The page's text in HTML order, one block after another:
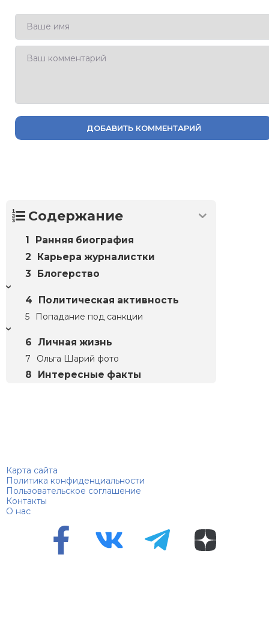
ДОБАВИТЬ КОММЕНТАРИЙ
Содержание
Ранняя биография
Карьера журналистки
Блогерство
Политическая активность
Попадание под санкции
Личная жизнь
Ольга Шарий фото
Интересные факты
Карта сайта
Политика конфиденциальности
Пользовательское соглашение
Контакты
О нас